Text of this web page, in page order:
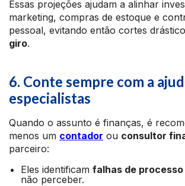
Essas projeções ajudam a alinhar
marketing, compras de estoque e
pessoal, evitando então cortes
giro.
6. Conte sempre com a
especialistas
Quando o assunto é finanças, é
menos um contador ou consultor
parceiro:
Eles identificam falhas de processo
não perceber.